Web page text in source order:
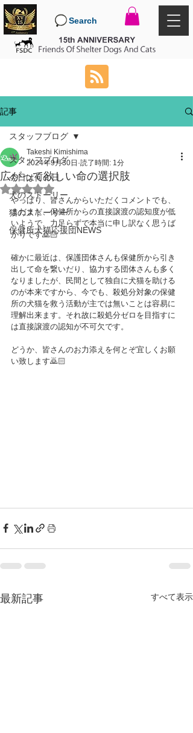
Search
記事
スタッフブログ
今日は何の日
犬のストーリー
猫のストーリー
保健所犬猫応援団NEWS
スタッフブログ
広がって欲しい命の選択肢
Takeshi Kimishima
2024年9月30日 読了時間: 1分
5つ星のうちNaNと評価されています。
やっぱり、皆さんからいただくコメントでも、
まだまだ、保健所からの直接譲渡の認知度が低
いようで、力足らずで本当に申し訳なく思うば
かりです🙇🏻
確かに最近は、保護団体さんも保健所から引き
出して命を繋いだり、協力する団体さんも多く
なりましたが、民間として独自に犬猫を助ける
のが本来ですから、今でも、殺処分対象の保健
所の犬猫を救う活動が主では無いことは容易に
理解出来ます。それ故に殺処分ゼロを目指すに
は直接譲渡の認知が不可欠です。
どうか、皆さんのお力添えを何とぞ宜しくお願
い致します🙇🏻
最新記事 すべて表示